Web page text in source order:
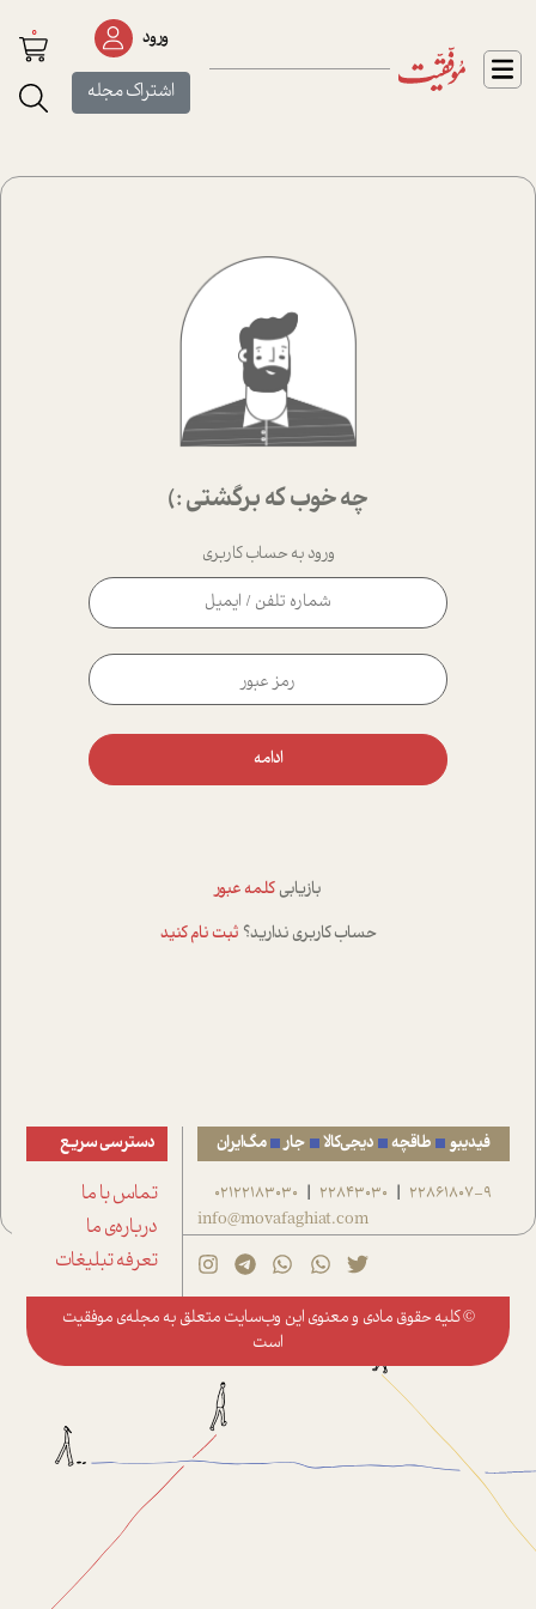
ورود
اشتراک مجله
0
چه خوب که برگشتی :)
ورود به حساب کاربری
ادامه
بازیابی کلمه عبور
حساب کاربری ندارید؟ ثبت نام کنید
فیدیبو طاقچه دیجی‌کالا جار مگ‌ایران
22861807-9
|
22843030
|
02122183030
info@movafaghiat.com
دسترسی سریع
تماس با ما
درباره‌ی ما
تعرفه تبلیغات
© کلیه حقوق مادی و معنوی این وب‌سایت متعلق به مجله‌ی موفقیت
است